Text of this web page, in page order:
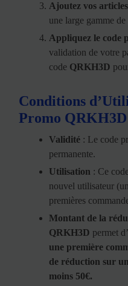
Ajoutez vos
une large gamme
Appliquez le code
validation de votre
code QRKH3D
Conditions
Promo QRKH3D
Validité : Le code
permanente.
Utilisation : Ce
nouvel utilisateur
premières
Montant de la
QRKH3D permet
une première
de réduction sur
moins 50€.